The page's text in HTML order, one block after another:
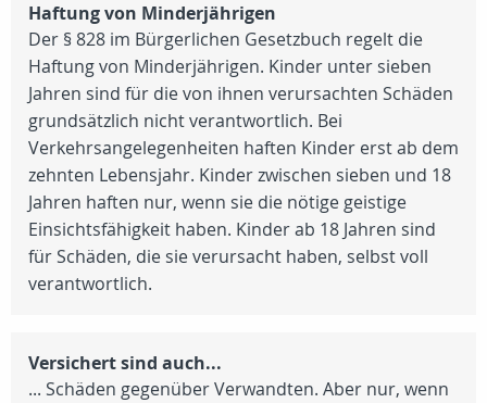
Haftung von Minderjährigen
Der § 828 im Bürgerlichen Gesetzbuch regelt die
Haftung von Minderjährigen. Kinder unter sieben
Jahren sind für die von ihnen verursachten Schäden
grundsätzlich nicht verantwortlich. Bei
Verkehrsangelegenheiten haften Kinder erst ab dem
zehnten Lebensjahr. Kinder zwischen sieben und 18
Jahren haften nur, wenn sie die nötige geistige
Einsichtsfähigkeit haben. Kinder ab 18 Jahren sind
für Schäden, die sie verursacht haben, selbst voll
verantwortlich.
Versichert sind auch...
... Schäden gegenüber Verwandten. Aber nur, wenn